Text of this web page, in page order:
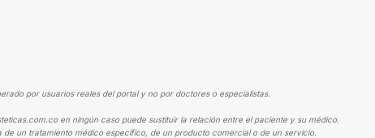
por usuarios reales del portal y no por doctores o especialistas.
en ningún caso puede sustituir la relación entre el paciente y su médico.
de un tratamiento médico específico, de un producto comercial o de un servicio.